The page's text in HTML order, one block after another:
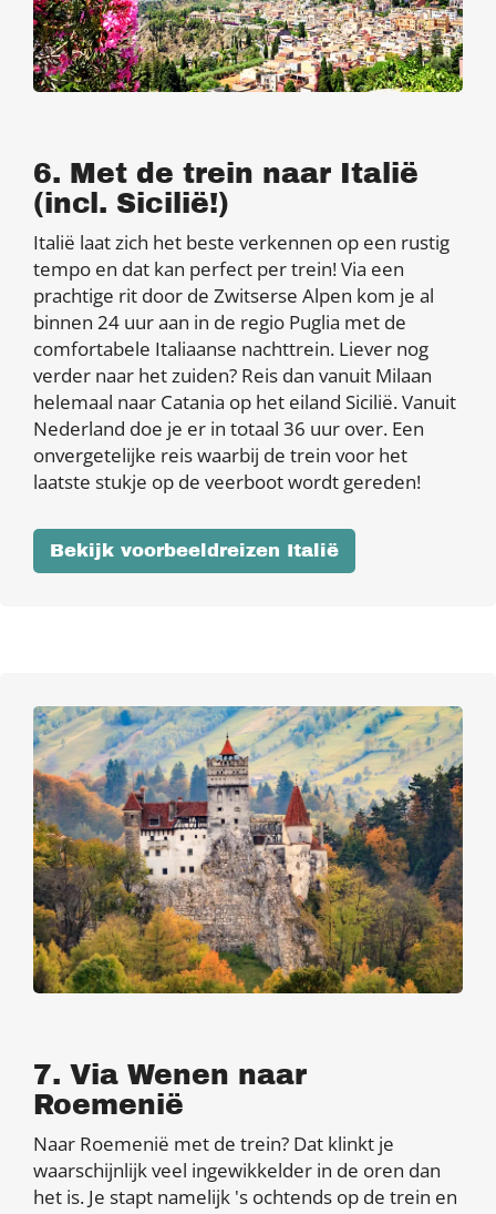
6. Met de trein naar Italië
(incl. Sicilië!)
Italië laat zich het beste verkennen op een rustig
tempo en dat kan perfect per trein! Via een
prachtige rit door de Zwitserse Alpen kom je al
binnen 24 uur aan in de regio Puglia met de
comfortabele Italiaanse nachttrein. Liever nog
verder naar het zuiden? Reis dan vanuit Milaan
helemaal naar Catania op het eiland Sicilië. Vanuit
Nederland doe je er in totaal 36 uur over. Een
onvergetelijke reis waarbij de trein voor het
laatste stukje op de veerboot wordt gereden!
Bekijk voorbeeldreizen Italië
7. Via Wenen naar
Roemenië
Naar Roemenië met de trein? Dat klinkt je
waarschijnlijk veel ingewikkelder in de oren dan
het is. Je stapt namelijk 's ochtends op de trein en